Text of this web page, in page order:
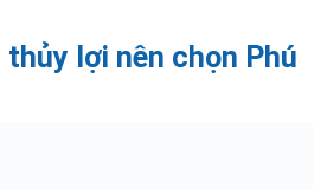
lợi nên chọn Phú